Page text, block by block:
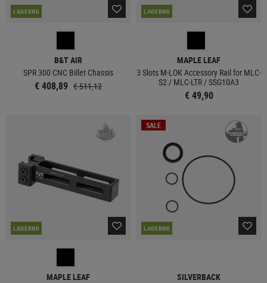
LAGERND
B&T AIR
SPR 300 CNC Billet Chassis
€ 408,89 € 511,12
LAGERND
MAPLE LEAF
3 Slots M-LOK Accessory Rail for MLC-
S2 / MLC-LTR / SSG10A3
€ 49,90
LAGERND
MAPLE LEAF
SALE
LAGERND
SILVERBACK